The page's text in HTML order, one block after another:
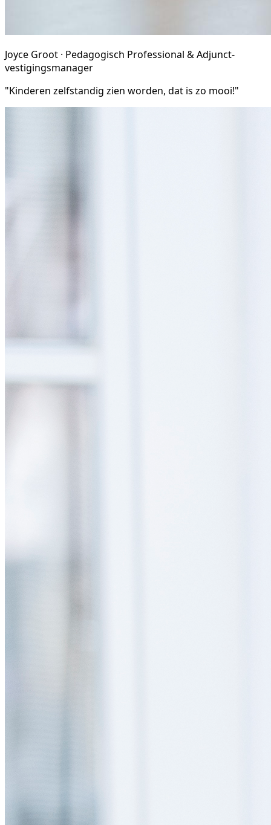
Joyce Groot · Pedagogisch Professional & Adjunct-
vestigingsmanager
"Kinderen zelfstandig zien worden, dat is zo mooi!"